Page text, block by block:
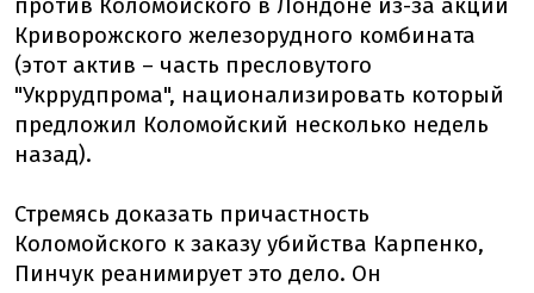
против Коломойского в Лондоне из-за акций
Криворожского железорудного комбината
(этот актив – часть пресловутого
"Укррудпрома", национализировать который
предложил Коломойский несколько недель
назад).
Стремясь доказать причастность
Коломойского к заказу убийства Карпенко,
Пинчук реанимирует это дело. Он